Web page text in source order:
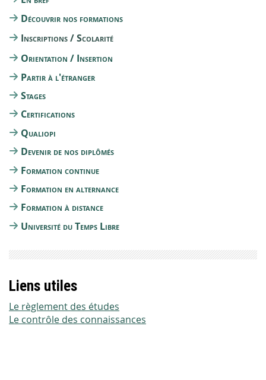
Découvrir nos formations
Inscriptions / Scolarité
Orientation / Insertion
Partir à l'étranger
Stages
Certifications
Qualiopi
Devenir de nos diplômés
Formation continue
Formation en alternance
Formation à distance
Université du Temps Libre
Liens utiles
Le règlement des études
Le contrôle des connaissances